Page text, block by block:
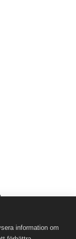
information om